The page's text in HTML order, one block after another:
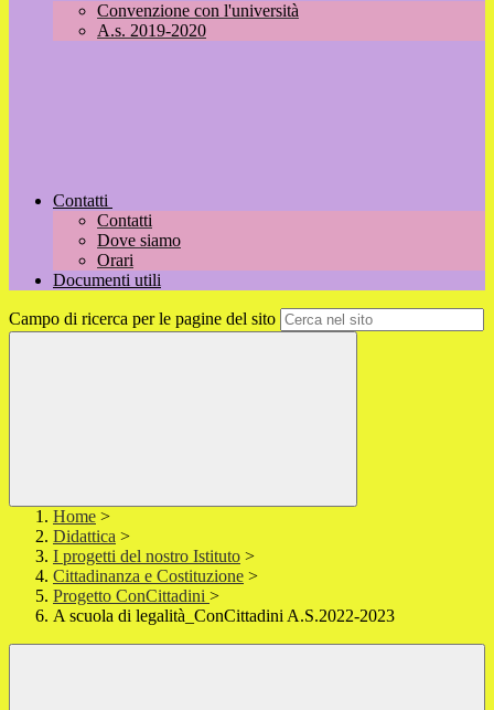
Convenzione con l'università
A.s. 2019-2020
Contatti
Contatti
Dove siamo
Orari
Documenti utili
Campo di ricerca per le pagine del sito
Home >
Didattica >
I progetti del nostro Istituto >
Cittadinanza e Costituzione >
Progetto ConCittadini >
A scuola di legalità_ConCittadini A.S.2022-2023